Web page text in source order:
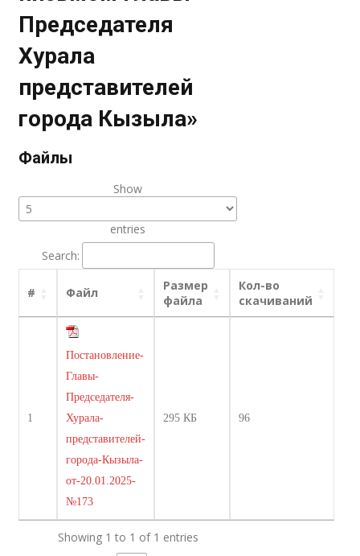
Председателя
Хурала
представителей
города Кызыла»
Файлы
Show
entries
Search:
# Файл
Размер
файла
Кол-во
скачиваний
1
Постановление-
Главы-
Председателя-
Хурала-
представителей-
города-Кызыла-
от-20.01.2025-
№173
295 КБ 96
Showing 1 to 1 of 1 entries